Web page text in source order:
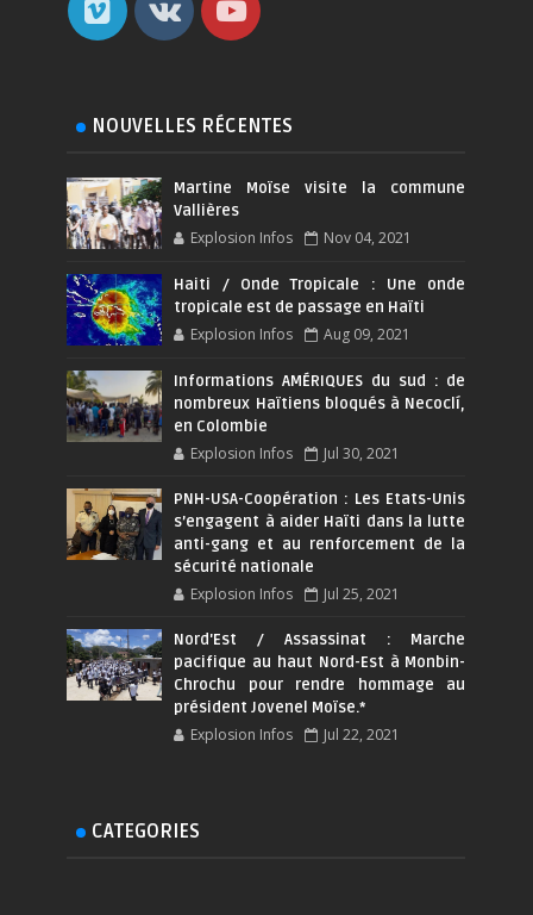
NOUVELLES RÉCENTES
Martine Moïse visite la commune
Vallières
Explosion Infos Nov 04, 2021
Haiti / Onde Tropicale : Une onde
tropicale est de passage en Haïti
Explosion Infos Aug 09, 2021
Informations AMÉRIQUES du sud : de
nombreux Haïtiens bloqués à Necoclí,
en Colombie
Explosion Infos Jul 30, 2021
PNH-USA-Coopération : Les Etats-Unis
s’engagent à aider Haïti dans la lutte
anti-gang et au renforcement de la
sécurité nationale
Explosion Infos Jul 25, 2021
Nord'Est / Assassinat : Marche
pacifique au haut Nord-Est à Monbin-
Chrochu pour rendre hommage au
président Jovenel Moïse.*
Explosion Infos Jul 22, 2021
CATEGORIES